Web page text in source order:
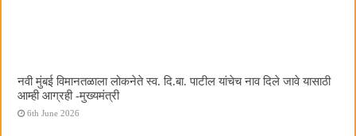
नवी मुंबई विमानतळाला लोकनेते स्व. दि.बा. पाटील यांचेच नाव दिले जावे यासाठी
आम्ही आग्रही -मुख्यमंत्री
6th June 2026